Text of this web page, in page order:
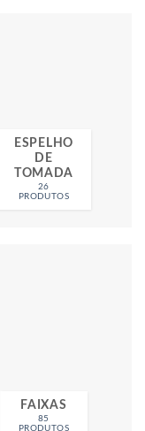
ESPELHO
DE
TOMADA
26
PRODUTOS
FAIXAS
85
PRODUTOS